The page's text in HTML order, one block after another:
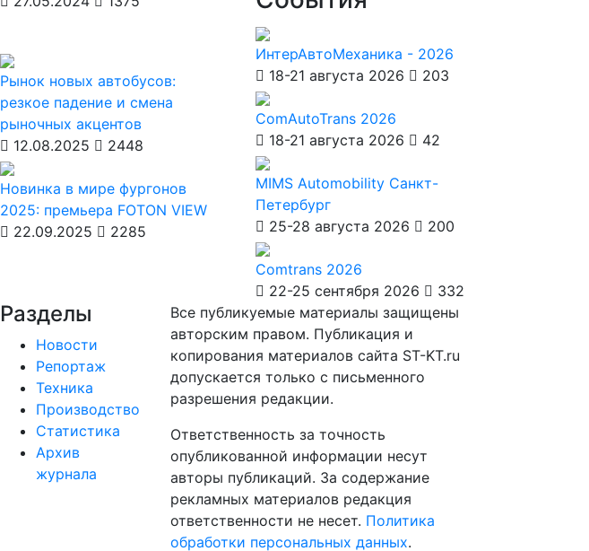
Рынок новых автобусов:
резкое падение и смена
рыночных акцентов
12.08.2025
2448
Новинка в мире фургонов
2025: премьера FOTON VIEW
22.09.2025
2285
ИнтерАвтоМеханика - 2026
18-21 августа 2026
203
ComAutoTrans 2026
18-21 августа 2026
42
MIMS Automobility Санкт-
Петербург
25-28 августа 2026
200
Comtrans 2026
22-25 сентября 2026
332
Разделы
Новости
Репортаж
Техника
Производство
Статистика
Архив
журнала
Все публикуемые материалы защищены
авторским правом. Публикация и
копирования материалов сайта ST-KT.ru
допускается только с письменного
разрешения редакции.
Ответственность за точность
опубликованной информации несут
авторы публикаций. За содержание
рекламных материалов редакция
ответственности не несет. Политика
обработки персональных данных.